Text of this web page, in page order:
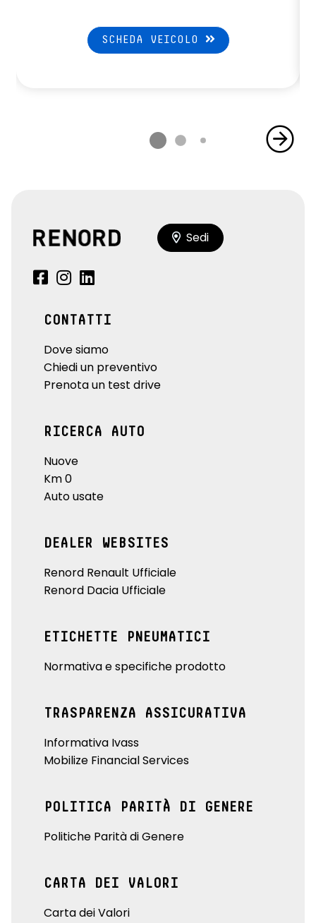
SCHEDA VEICOLO
Sedi
CONTATTI
Dove siamo
Chiedi un preventivo
Prenota un test drive
RICERCA AUTO
Nuove
Km 0
Auto usate
DEALER WEBSITES
Renord Renault Ufficiale
Renord Dacia Ufficiale
ETICHETTE PNEUMATICI
Normativa e specifiche prodotto
TRASPARENZA ASSICURATIVA
Informativa Ivass
Mobilize Financial Services
POLITICA PARITÀ DI GENERE
Politiche Parità di Genere
CARTA DEI VALORI
Carta dei Valori